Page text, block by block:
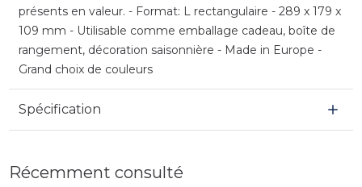
présents en valeur. - Format: L rectangulaire - 289 x 179 x
109 mm - Utilisable comme emballage cadeau, boîte de
rangement, décoration saisonnière - Made in Europe -
Grand choix de couleurs
Spécification
Récemment consulté